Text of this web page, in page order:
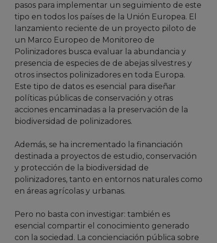
pasos para implementar un seguimiento de este
tipo en todos los países de la Unión Europea. El
lanzamiento reciente de un proyecto piloto de
un Marco Europeo de Monitoreo de
Polinizadores busca evaluar la abundancia y
presencia de especies de de abejas silvestres y
otros insectos polinizadores en toda Europa.
Este tipo de datos es esencial para diseñar
políticas públicas de conservación y otras
acciones encaminadas a la preservación de la
biodiversidad de polinizadores.
Además, se ha incrementado la financiación
destinada a proyectos de estudio, conservación
y protección de la biodiversidad de
polinizadores, tanto en entornos naturales como
en áreas agrícolas y urbanas.
Pero no basta con investigar: también es
esencial compartir el conocimiento generado
con la sociedad. La concienciación pública sobre